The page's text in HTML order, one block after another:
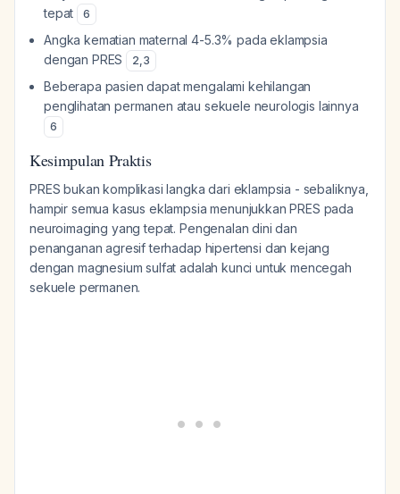
tepat
6
Angka kematian maternal 4-5.3% pada eklampsia
dengan PRES
2,3
Beberapa pasien dapat mengalami kehilangan
penglihatan permanen atau sekuele neurologis lainnya
6
Kesimpulan Praktis
PRES bukan komplikasi langka dari eklampsia - sebaliknya,
hampir semua kasus eklampsia menunjukkan PRES pada
neuroimaging yang tepat. Pengenalan dini dan
penanganan agresif terhadap hipertensi dan kejang
dengan magnesium sulfat adalah kunci untuk mencegah
sekuele permanen.